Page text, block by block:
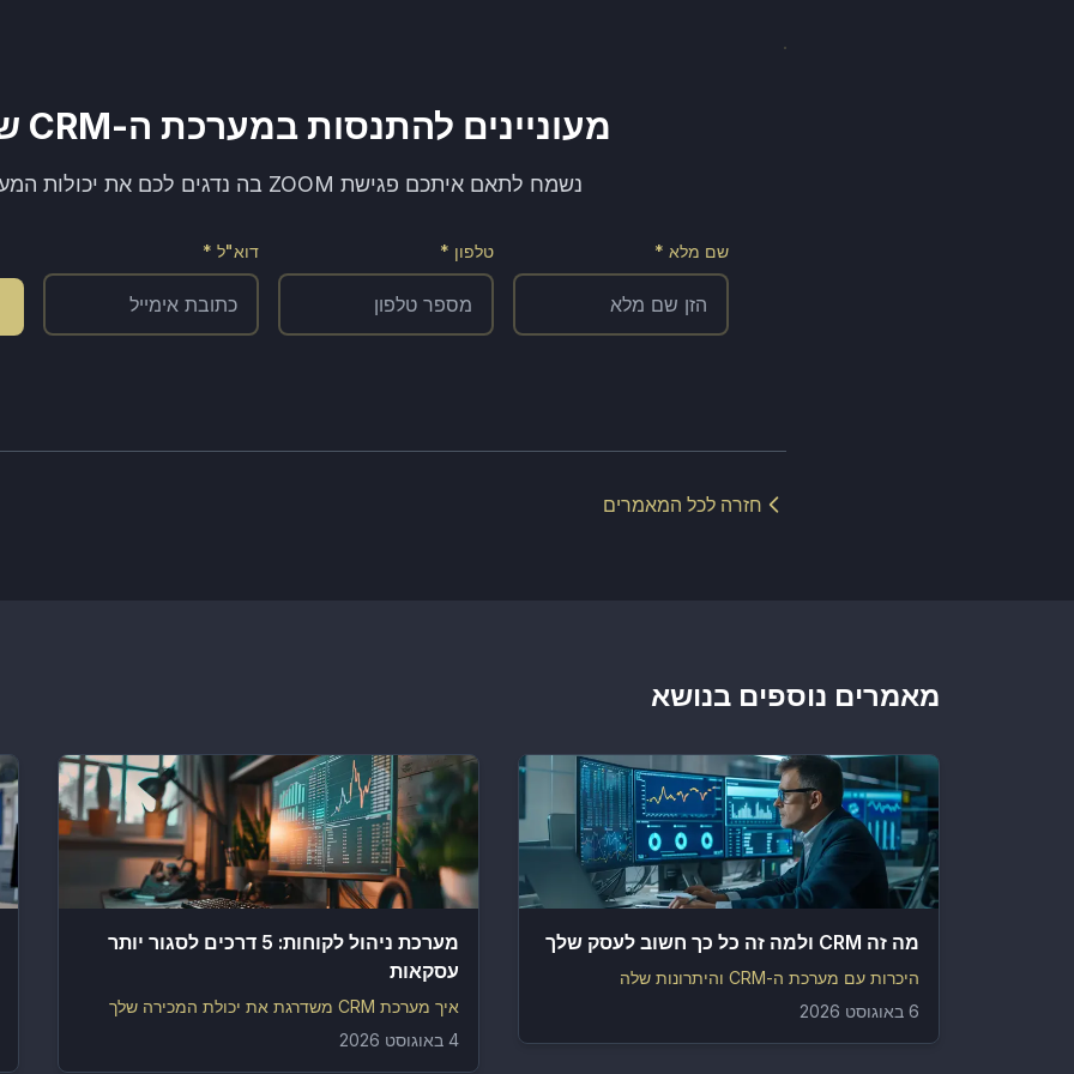
מעוניינים להתנסות במערכת ה-CRM שלנו?
נשמח לתאם איתכם פגישת ZOOM בה נדגים לכם את יכולות המערכת!
שם מלא * טלפון * דוא"ל *
חזרה לכל המאמרים
מאמרים נוספים בנושא
מה זה CRM ולמה זה כל כך חשוב לעסק שלך
היכרות עם מערכת ה-CRM והיתרונות שלה
6 באוגוסט 2026
מערכת ניהול לקוחות: 5 דרכים לסגור יותר
עסקאות
איך מערכת CRM משדרגת את יכולת המכירה שלך
4 באוגוסט 2026